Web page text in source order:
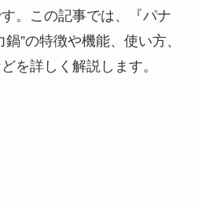
。この記事では、『パナ
”の特徴や機能、使い方、
を詳しく解説します。